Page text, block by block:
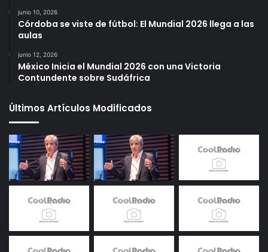
junio 10, 2026
Córdoba se viste de fútbol: El Mundial 2026 llega a las
aulas
junio 12, 2026
México Inicia el Mundial 2026 con una Victoria
Contundente sobre Sudáfrica
Últimos Artículos Modificados